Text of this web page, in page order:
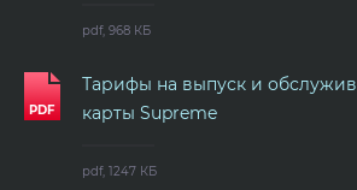
pdf, 968 КБ
Тарифы на выпуск и
карты Supreme
pdf, 1247 КБ